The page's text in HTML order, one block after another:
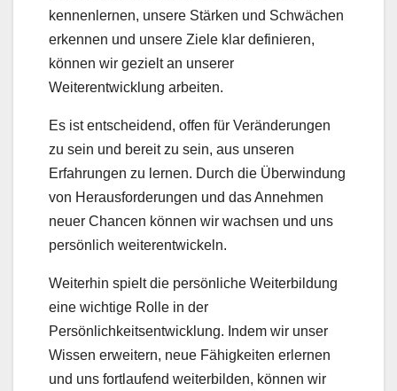
kennenlernen, unsere Stärken und Schwächen
erkennen und unsere Ziele klar definieren,
können wir gezielt an unserer
Weiterentwicklung arbeiten.
Es ist entscheidend, offen für Veränderungen
zu sein und bereit zu sein, aus unseren
Erfahrungen zu lernen. Durch die Überwindung
von Herausforderungen und das Annehmen
neuer Chancen können wir wachsen und uns
persönlich weiterentwickeln.
Weiterhin spielt die persönliche Weiterbildung
eine wichtige Rolle in der
Persönlichkeitsentwicklung. Indem wir unser
Wissen erweitern, neue Fähigkeiten erlernen
und uns fortlaufend weiterbilden, können wir